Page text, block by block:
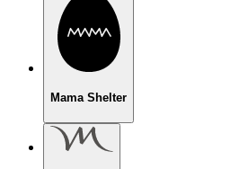
Mama Shelter